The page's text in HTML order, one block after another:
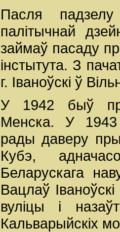
Пасля
палітычнай
займаў пасаду
інстытута. З
г. Іваноўскі ў
У 1942 быў
Менска. У 1943
рады даверу
Кубэ,
Беларускага
Вацлаў
вуліцы і
Кальварыйскіх